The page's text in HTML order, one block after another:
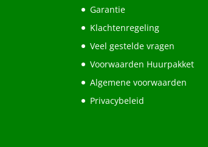
Garantie
Klachtenregeling
Veel gestelde vragen
Voorwaarden Huurpakket
Algemene voorwaarden
Privacybeleid